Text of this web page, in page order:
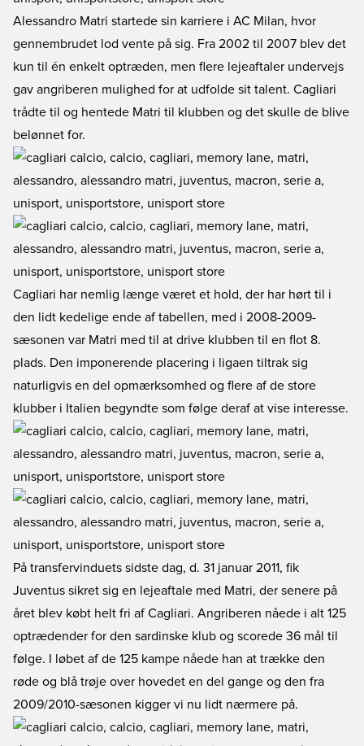
Alessandro Matri startede sin karriere i AC Milan, hvor
gennembrudet lod vente på sig. Fra 2002 til 2007 blev det
kun til én enkelt optræden, men flere lejeaftaler undervejs
gav angriberen mulighed for at udfolde sit talent. Cagliari
trådte til og hentede Matri til klubben og det skulle de blive
belønnet for.
Cagliari har nemlig længe været et hold, der har hørt til i
den lidt kedelige ende af tabellen, med i 2008-2009-
sæsonen var Matri med til at drive klubben til en flot 8.
plads. Den imponerende placering i ligaen tiltrak sig
naturligvis en del opmærksomhed og flere af de store
klubber i Italien begyndte som følge deraf at vise interesse.
På transfervinduets sidste dag, d. 31 januar 2011, fik
Juventus sikret sig en lejeaftale med Matri, der senere på
året blev købt helt fri af Cagliari. Angriberen nåede i alt 125
optrædender for den sardinske klub og scorede 36 mål til
følge. I løbet af de 125 kampe nåede han at trække den
røde og blå trøje over hovedet en del gange og den fra
2009/2010-sæsonen kigger vi nu lidt nærmere på.